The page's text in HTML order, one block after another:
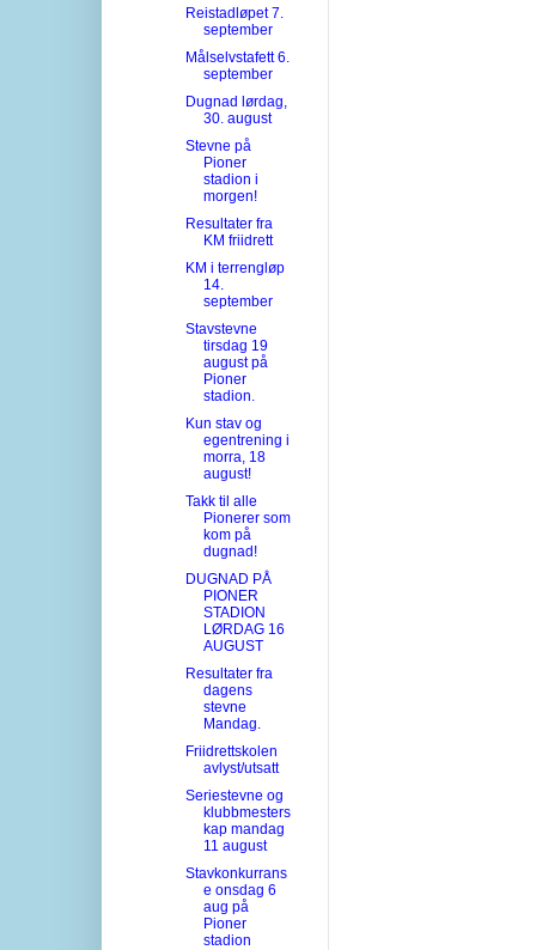
Reistadløpet 7.
september
Målselvstafett 6.
september
Dugnad lørdag,
30. august
Stevne på
Pioner
stadion i
morgen!
Resultater fra
KM friidrett
KM i terrengløp
14.
september
Stavstevne
tirsdag 19
august på
Pioner
stadion.
Kun stav og
egentrening i
morra, 18
august!
Takk til alle
Pionerer som
kom på
dugnad!
DUGNAD PÅ
PIONER
STADION
LØRDAG 16
AUGUST
Resultater fra
dagens
stevne
Mandag.
Friidrettskolen
avlyst/utsatt
Seriestevne og
klubbmesters
kap mandag
11 august
Stavkonkurrans
e onsdag 6
aug på
Pioner
stadion